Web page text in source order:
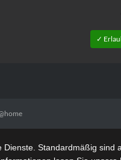
✓
Standardmäßig sind